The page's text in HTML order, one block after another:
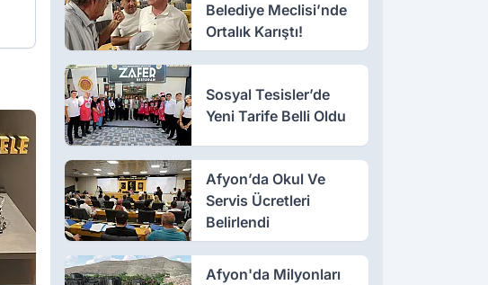
Belediye Meclisi’nde
Ortalık Karıştı!
Sosyal Tesisler’de
Yeni Tarife Belli Oldu
Afyon’da Okul Ve
Servis Ücretleri
Belirlendi
Afyon'da Milyonları